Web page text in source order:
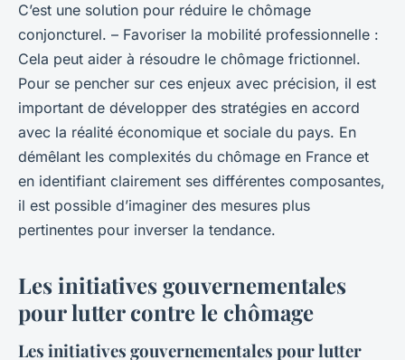
C’est une solution pour réduire le chômage
conjoncturel. – Favoriser la mobilité professionnelle :
Cela peut aider à résoudre le chômage frictionnel.
Pour se pencher sur ces enjeux avec précision, il est
important de développer des stratégies en accord
avec la réalité économique et sociale du pays. En
démêlant les complexités du chômage en France et
en identifiant clairement ses différentes composantes,
il est possible d’imaginer des mesures plus
pertinentes pour inverser la tendance.
Les initiatives gouvernementales
pour lutter contre le chômage
Les initiatives gouvernementales pour lutter